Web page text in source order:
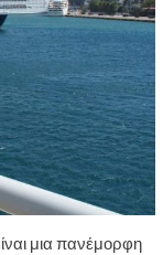
μια πανέμορφη